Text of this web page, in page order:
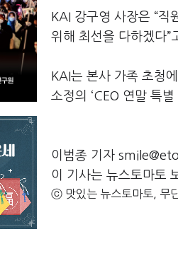
KAI 강구영 사장은 “
위해 최선을 다하겠다”
KAI는 본사 가족 초청
소정의 ‘CEO 연말 특별
이범종 기자
이 기사는 뉴스토마토
ⓒ 맛있는 뉴스토마토, 무